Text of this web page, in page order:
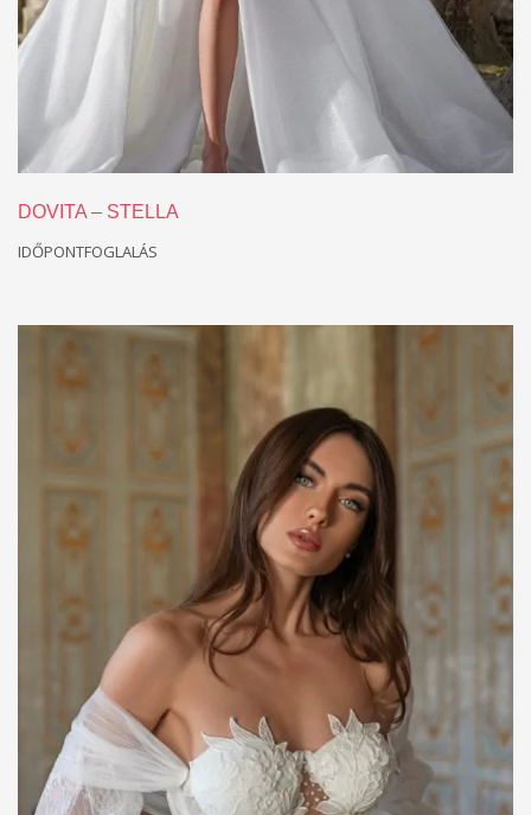
DOVITA – STELLA
IDŐPONTFOGLALÁS